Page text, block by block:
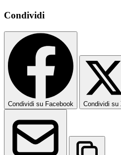
Condividi
Condividi su Facebook Condividi su